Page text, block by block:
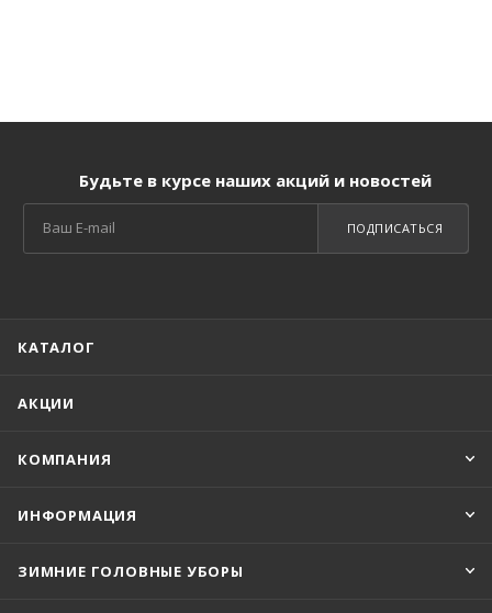
Будьте в курсе наших акций и новостей
ПОДПИСАТЬСЯ
КАТАЛОГ
АКЦИИ
КОМПАНИЯ
ИНФОРМАЦИЯ
ЗИМНИЕ ГОЛОВНЫЕ УБОРЫ